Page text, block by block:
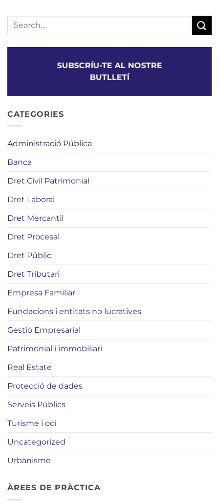
SUBSCRÍU-TE AL NOSTRE
BUTLLETÍ
CATEGORIES
Administració Pública
Banca
Dret Civil Patrimonial
Dret Laboral
Dret Mercantil
Dret Procesal
Dret Públic
Dret Tributari
Empresa Familiar
Fundacions i entitats no lucratives
Gestió Empresarial
Patrimonial i immobiliari
Real Estate
Protecció de dades
Serveis Públics
Turisme i oci
Uncategorized
Urbanisme
ÀREES DE PRÀCTICA